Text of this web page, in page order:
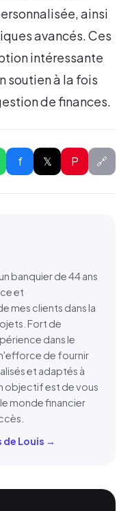
ainsi
avancés. Ces
intéressante
soutien à la fois
de finances.
f 𝕏 P 🔗
banquier de 44 ans
et
mes clients dans la
Fort de
dans le
de fournir
et adaptés à
objectif est de vous
monde financier
Louis →